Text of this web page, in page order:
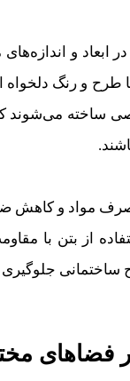
و اندازه‌های
طرح و رنگ دلخواه
ساخته می‌شوند
مواد و کاهش
از بتن با مقاومت
ساختمانی
فضاهای